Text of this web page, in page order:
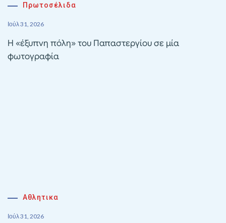
Πρωτοσέλιδα
Ιούλ 31, 2026
Η «έξυπνη πόλη» του Παπαστεργίου σε μία
φωτογραφία
Αθλητικα
Ιούλ 31, 2026